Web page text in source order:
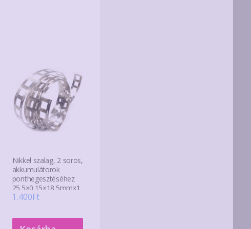
Nikkel szalag, 2 soros,
akkumulátorok
ponthegesztéséhez
25.5×0.15×18.5mmx1
m
1.400Ft